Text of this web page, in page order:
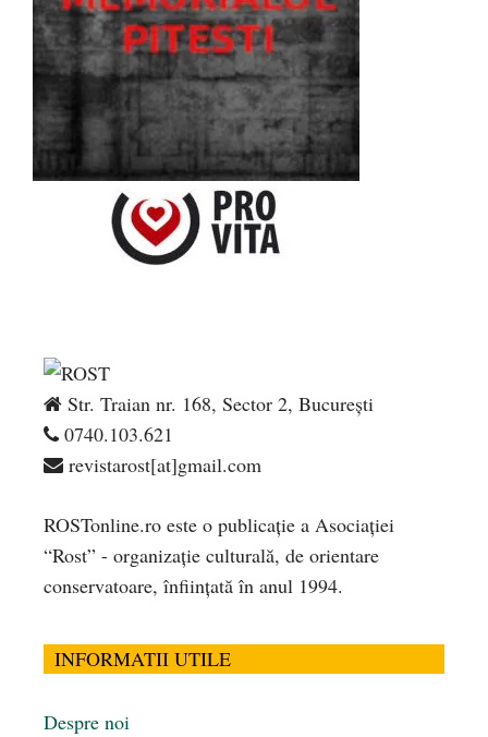
Str. Traian nr. 168, Sector 2, București
0740.103.621
revistarost[at]gmail.com
ROSTonline.ro este o publicaţie a Asociaţiei
“Rost” - organizaţie culturală, de orientare
conservatoare, înfiinţată în anul 1994.
INFORMATII UTILE
Despre noi